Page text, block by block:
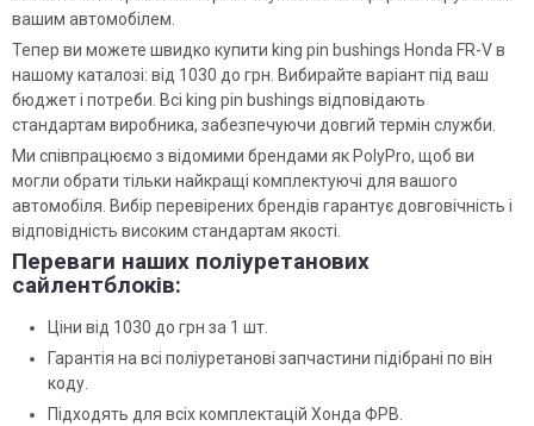
вашим автомобілем.
Тепер ви можете швидко купити king pin bushings Honda FR-V в
нашому каталозі: від 1030 до грн. Вибирайте варіант під ваш
бюджет і потреби. Всі king pin bushings відповідають
стандартам виробника, забезпечуючи довгий термін служби.
Ми співпрацюємо з відомими брендами як PolyPro, щоб ви
могли обрати тільки найкращі комплектуючі для вашого
автомобіля. Вибір перевірених брендів гарантує довговічність і
відповідність високим стандартам якості.
Переваги наших поліуретанових
сайлентблоків:
Ціни від 1030 до грн за 1 шт.
Гарантія на всі поліуретанові запчастини підібрані по він
коду.
Підходять для всіх комплектацій Хонда ФРВ.